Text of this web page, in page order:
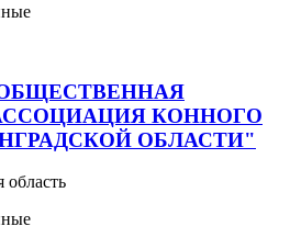
КОННОГО
ОБЛАСТИ"
область